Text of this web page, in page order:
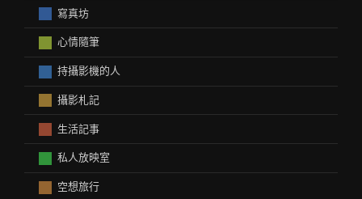
寫真坊
心情隨筆
持攝影機的人
攝影札記
生活記事
私人放映室
空想旅行